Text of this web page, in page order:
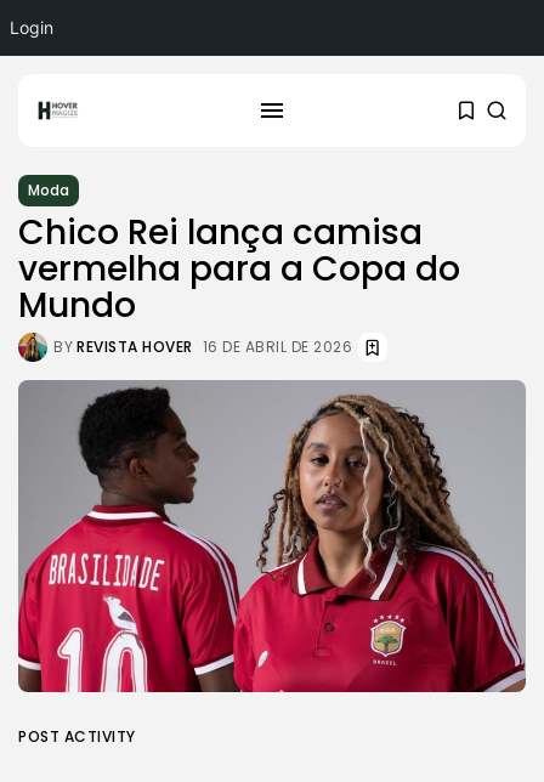
Login
Moda
Chico Rei lança camisa
vermelha para a Copa do
Mundo
BYREVISTA HOVER 16 DE ABRIL DE 2026
POST ACTIVITY